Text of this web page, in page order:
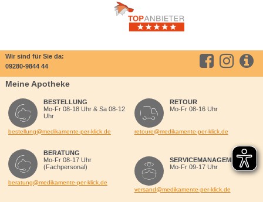
Wir sind für Sie da:
09280-9844 44
Meine Apotheke
BESTELLUNG
Mo-Fr 08-18 Uhr & Sa 08-12
Uhr
bestellung@medikamente-per-klick.de
BERATUNG
Mo-Fr 08-17 Uhr
(Fachpersonal)
beratung@medikamente-per-klick.de
RETOUR
Mo-Fr 08-16 Uhr
retoure@medikamente-per-klick.de
SERVICEMANAGEMENT
Mo-Fr 09-17 Uhr
versand@medikamente-per-klick.de